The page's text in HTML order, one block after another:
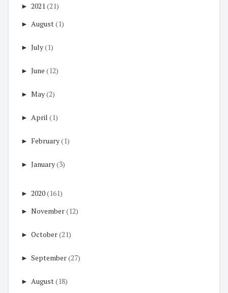
► 2021 (21)
► August(1)
► July(1)
► June (12)
► May(2)
► April (1)
► February(1)
► January(3)
► 2020(161)
► November(12)
► October(21)
► September(27)
► August(18)